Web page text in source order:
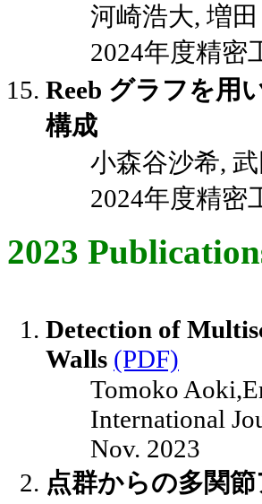
河崎浩大, 増
2024年度精密
Reeb グラフを用
構成
小森谷沙希,
2024年度精密
2023
Detection of
Walls (PDF)
Tomoko
International
Nov. 2023
点群からの多関